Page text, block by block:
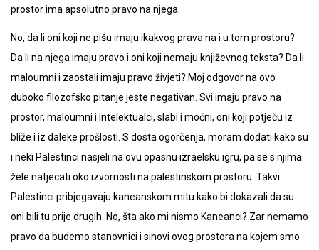
prostor ima apsolutno pravo na njega.
No, da li oni koji ne pišu imaju ikakvog prava na i u tom prostoru?
Da li na njega imaju pravo i oni koji nemaju književnog teksta? Da li
maloumni i zaostali imaju pravo živjeti? Moj odgovor na ovo
duboko filozofsko pitanje jeste negativan. Svi imaju pravo na
prostor, maloumni i intelektualci, slabi i moćni, oni koji potječu iz
bliže i iz daleke prošlosti. S dosta ogorčenja, moram dodati kako su
i neki Palestinci nasjeli na ovu opasnu izraelsku igru, pa se s njima
žele natjecati oko izvornosti na palestinskom prostoru. Takvi
Palestinci pribjegavaju kaneanskom mitu kako bi dokazali da su
oni bili tu prije drugih. No, šta ako mi nismo Kaneanci? Zar nemamo
pravo da budemo stanovnici i sinovi ovog prostora na kojem smo